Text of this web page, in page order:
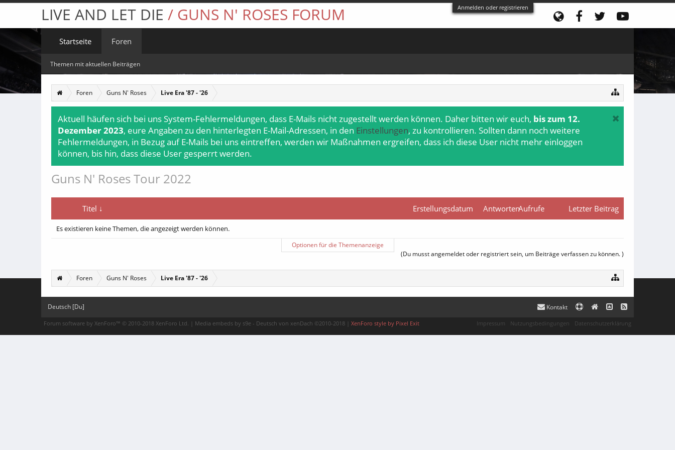
Anmelden oder registrieren
Foren Guns N' Roses Live Era '87 - '26
Aktuell häufen sich bei uns System-Fehlermeldungen, dass E-Mails nicht zugestellt werden können. Daher bitten wir euch, bis zum 12.
Dezember 2023, eure Angaben zu den hinterlegten E-Mail-Adressen, in den Einstellungen, zu kontrollieren. Sollten dann noch weitere
Fehlermeldungen, in Bezug auf E-Mails bei uns eintreffen, werden wir Maßnahmen ergreifen, dass ich diese User nicht mehr einloggen
können, bis hin, dass diese User gesperrt werden.
Guns N' Roses Tour 2022
Titel ↓ Erstellungsdatum AntwortenAufrufe Letzter Beitrag
Es existieren keine Themen, die angezeigt werden können.
Optionen für die Themenanzeige
(Du musst angemeldet oder registriert sein, um Beiträge verfassen zu können. )
Foren Guns N' Roses Live Era '87 - '26
LIVE AND LET DIE / GUNS N' ROSES FORUM
Startseite Foren
Themen mit aktuellen Beiträgen
Deutsch [Du] Kontakt
Impressum Nutzungsbedingungen Datenschutzerklärung
Forum software by XenForo™ © 2010-2018 XenForo Ltd. Media embeds by s9e - Deutsch von xenDach ©2010-2018 XenForo style by Pixel Exit